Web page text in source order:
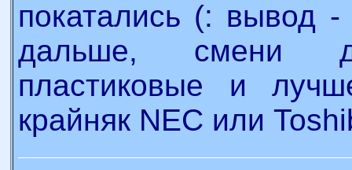
покатались (: вывод
дальше, смени
пластиковые и
крайняк NEC или